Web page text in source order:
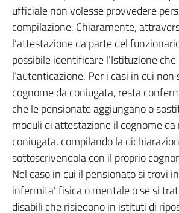
ufficiale non volesse provvedere
compilazione. Chiaramente,
l’attestazione da parte del
possibile identificare l’Istituzione
l’autenticazione. Per i casi in cui non
cognome da coniugata, resta
che le pensionate aggiungano o
moduli di attestazione il cognome da
coniugata, compilando la
sottoscrivendola con il proprio
Nel caso in cui il pensionato si trovi
infermita’ fisica o mentale o se si
disabili che risiedono in istituti di